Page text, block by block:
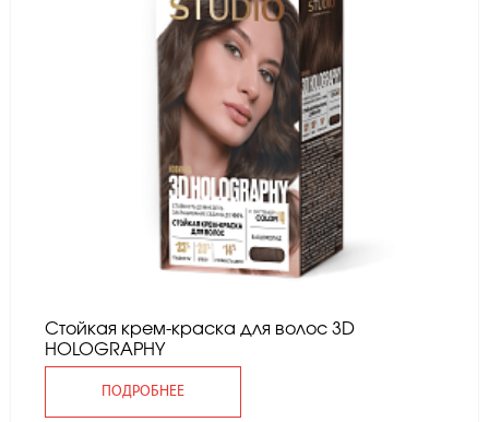
Стойкая крем-краска для волос 3D
HOLOGRAPHY
ПОДРОБНЕЕ